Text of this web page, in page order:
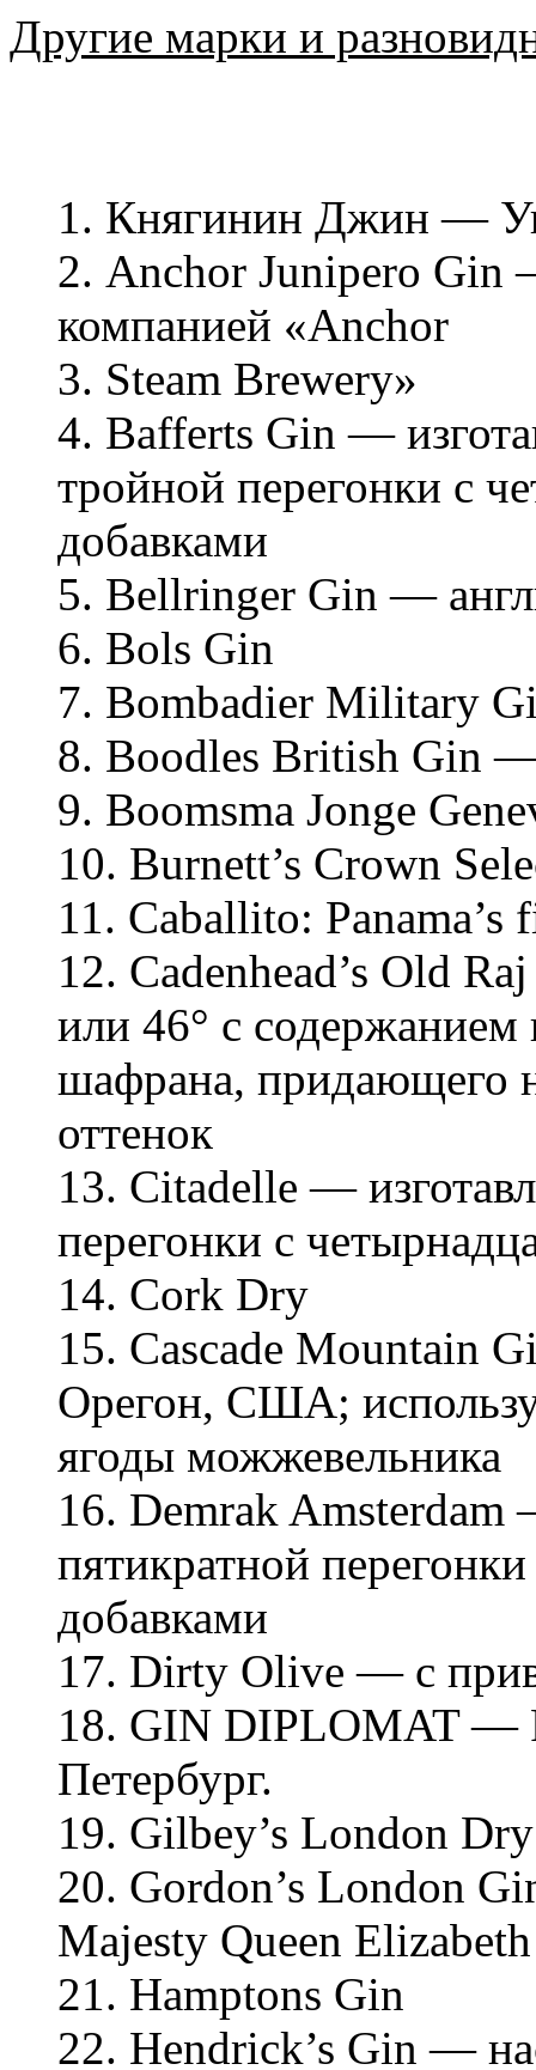
Другие марки и
1. Княгинин Джин —
2. Anchor Junipero Gin
компанией «Anchor
3. Steam Brewery»
4. Bafferts Gin —
тройной перегонки с
добавками
5. Bellringer Gin —
6. Bols Gin
7. Bombadier Military
8. Boodles British Gin
9. Boomsma Jonge
10. Burnett’s Crown
11. Caballito: Panama’s
12. Cadenhead’s Old
или 46° с содержанием
шафрана, придающего
оттенок
13. Citadelle —
перегонки с
14. Cork Dry
15. Cascade Mountain
Орегон, США;
ягоды можжевельника
16. Demrak Amsterdam
пятикратной
добавками
17. Dirty Olive — с
18. GIN DIPLOMAT —
Петербург.
19. Gilbey’s London
20. Gordon’s London
Majesty Queen
21. Hamptons Gin
22. Hendrick’s Gin —